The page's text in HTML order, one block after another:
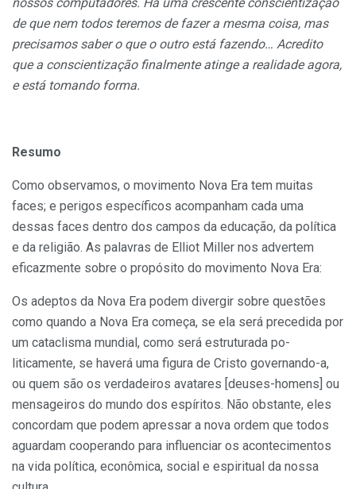
de que nem todos teremos de fazer a mesma coisa, mas
precisamos saber o que o outro está fazendo… Acredito
que a conscientização finalmente atinge a realidade agora,
e está tomando forma.
Resumo
Como observamos, o movimento Nova Era tem muitas
faces; e perigos específicos acompanham cada uma
dessas faces dentro dos campos da educação, da política
e da religião. As palavras de Elliot Miller nos advertem
eficazmente sobre o propósito do movimento Nova Era:
Os adeptos da Nova Era podem divergir sobre questões
como quando a Nova Era começa, se ela será precedida por
um cataclisma mundial, como será estruturada po­
liticamente, se haverá uma figura de Cristo governando-a,
ou quem são os verdadeiros avatares [deuses-homens] ou
mensageiros do mundo dos espíritos. Não obstante, eles
concordam que podem apressar a nova ordem que todos
aguardam cooperando para influen­ciar os acontecimentos
na vida política, econômica, social e espiritual da nossa